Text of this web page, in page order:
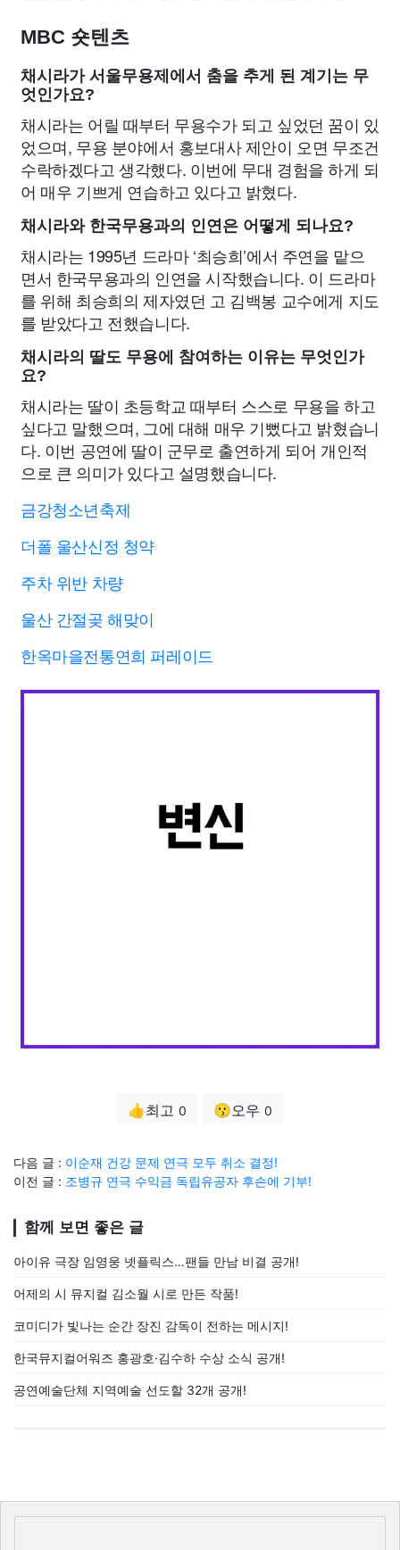
MBC 숏텐츠
채시라가 서울무용제에서 춤을 추게 된 계기는 무
엇인가요?
채시라는 어릴 때부터 무용수가 되고 싶었던 꿈이 있
었으며, 무용 분야에서 홍보대사 제안이 오면 무조건
수락하겠다고 생각했다. 이번에 무대 경험을 하게 되
어 매우 기쁘게 연습하고 있다고 밝혔다.
채시라와 한국무용과의 인연은 어떻게 되나요?
채시라는 1995년 드라마 ‘최승희’에서 주연을 맡으
면서 한국무용과의 인연을 시작했습니다. 이 드라마
를 위해 최승희의 제자였던 고 김백봉 교수에게 지도
를 받았다고 전했습니다.
채시라의 딸도 무용에 참여하는 이유는 무엇인가
요?
채시라는 딸이 초등학교 때부터 스스로 무용을 하고
싶다고 말했으며, 그에 대해 매우 기뻤다고 밝혔습니
다. 이번 공연에 딸이 군무로 출연하게 되어 개인적
으로 큰 의미가 있다고 설명했습니다.
금강청소년축제
더폴 울산신정 청약
주차 위반 차량
울산 간절곶 해맞이
한옥마을전통연희 퍼레이드
👍최고 0 😗오우 0
다음 글 : 이순재 건강 문제 연극 모두 취소 결정!
이전 글 : 조병규 연극 수익금 독립유공자 후손에 기부!
함께 보면 좋은 글
아이유 극장 임영웅 넷플릭스…팬들 만남 비결 공개!
어제의 시 뮤지컬 김소월 시로 만든 작품!
코미디가 빛나는 순간 장진 감독이 전하는 메시지!
한국뮤지컬어워즈 홍광호·김수하 수상 소식 공개!
공연예술단체 지역예술 선도할 32개 공개!